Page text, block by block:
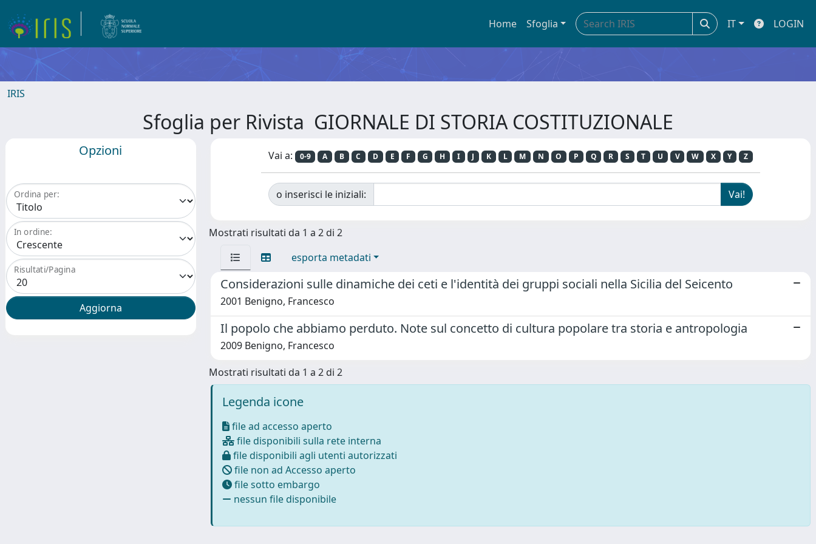
Home Sfoglia IT LOGIN
IRIS
Sfoglia per Rivista GIORNALE DI STORIA COSTITUZIONALE
Opzioni
Ordina per:
In ordine:
Risultati/Pagina
Vai a: 0-9 A B C D E F G H I J K L M N O P Q R S T U V W X Y Z
o inserisci le iniziali:
Mostrati risultati da 1 a 2 di 2
esporta metadati
Considerazioni sulle dinamiche dei ceti e l'identità dei gruppi sociali nella Sicilia del Seicento
2001 Benigno, Francesco
Il popolo che abbiamo perduto. Note sul concetto di cultura popolare tra storia e antropologia
2009 Benigno, Francesco
Mostrati risultati da 1 a 2 di 2
Legenda icone
file ad accesso aperto
file disponibili sulla rete interna
file disponibili agli utenti autorizzati
file non ad Accesso aperto
file sotto embargo
nessun file disponibile